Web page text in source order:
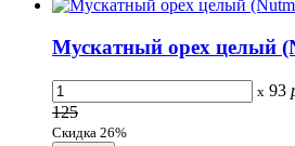
Мускатный орех целый
x 93
125
Скидка 26%